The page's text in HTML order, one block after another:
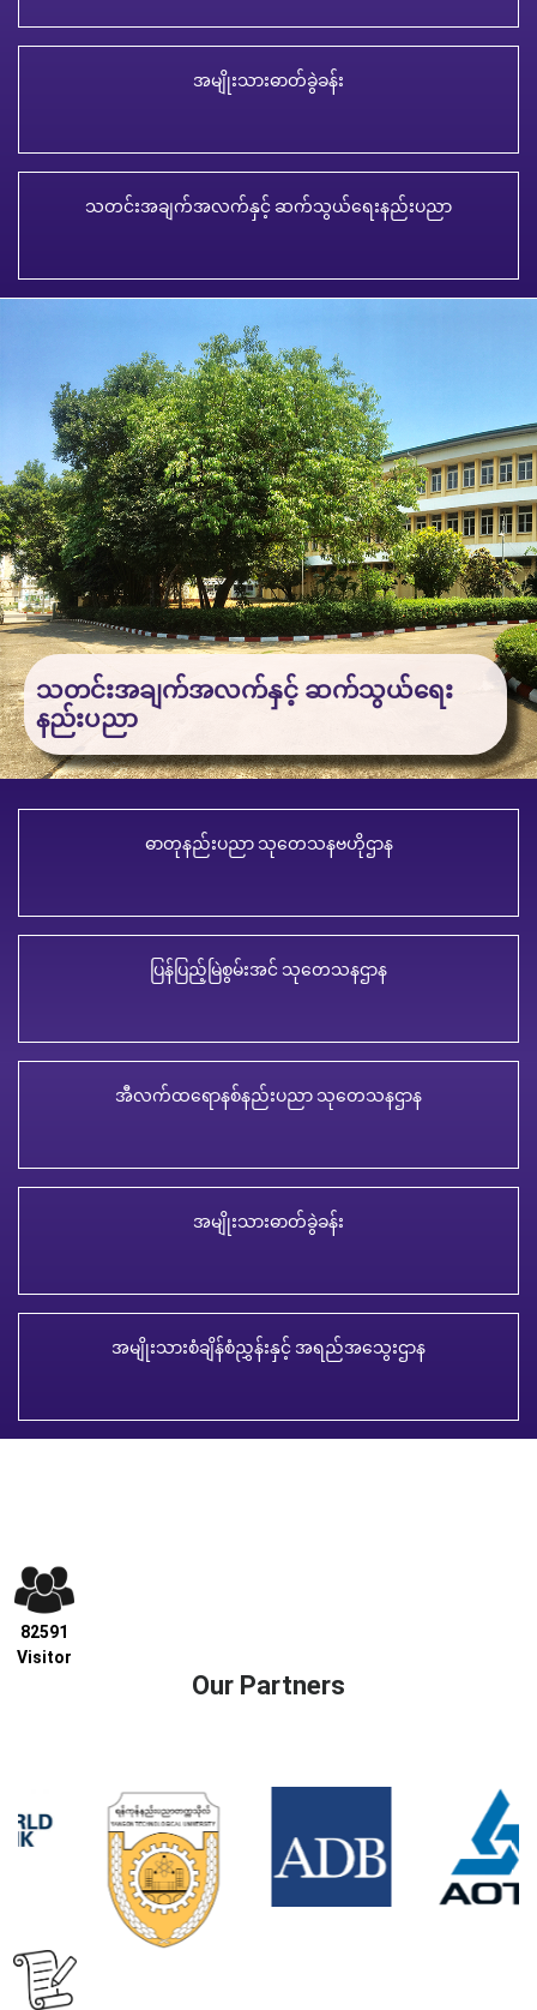
အမျိုးသားဓာတ်ခွဲခန်း
သတင်းအချက်အလက်နှင့် ဆက်သွယ်ရေးနည်းပညာ
သတင်းအချက်အလက်နှင့် ဆက်သွယ်ရေး
နည်းပညာ
ဓာတုနည်းပညာ သုတေသနဗဟိုဌာန
ပြန်ပြည့်မြဲစွမ်းအင် သုတေသနဌာန
အီလက်ထရောနစ်နည်းပညာ သုတေသနဌာန
အမျိုးသားဓာတ်ခွဲခန်း
အမျိုးသားစံချိန်စံညွှန်းနှင့် အရည်အသွေးဌာန
82591
Visitor
Our Partners